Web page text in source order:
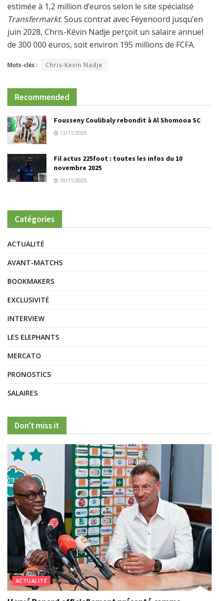
estimée à 1,2 million d’euros selon le site spécialisé
Transfermarkt. Sous contrat avec Feyenoord jusqu’en
juin 2028, Chris-Kévin Nadje perçoit un salaire annuel
de 300 000 euros, soit environ 195 millions de FCFA.
Mots-clés : Chris-Kevin Nadje
Recommended
Fousseny Coulibaly rebondit à Al Shomooa SC
13/11/2025
Fil actus 225foot : toutes les infos du 10
novembre 2025
10/11/2025
Catégories
ACTUALITÉ
AVANT-MATCHS
BOOKMAKERS
EXCLUSIVITÉ
INTERVIEW
LES ELEPHANTS
MERCATO
PRONOSTICS
SALAIRES
Don't miss it
ACTUALITÉ